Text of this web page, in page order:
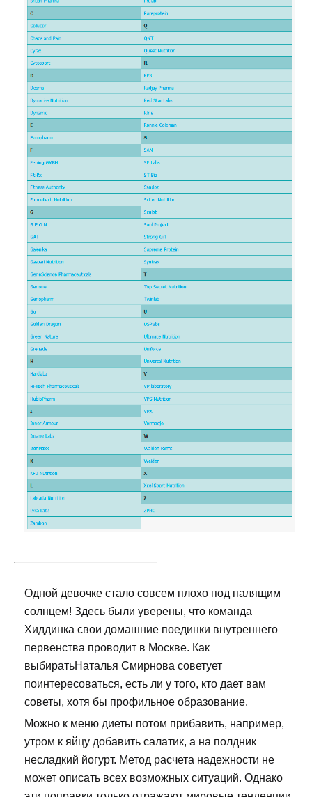
Одной девочке стало совсем плохо под палящим
солнцем! Здесь были уверены, что команда
Хиддинка свои домашние поединки внутреннего
первенства проводит в Москве. Как
выбиратьНаталья Смирнова советует
поинтересоваться, есть ли у того, кто дает вам
советы, хотя бы профильное образование.
Можно к меню диеты потом прибавить, например,
утром к яйцу добавить салатик, а на полдник
несладкий йогурт. Метод расчета надежности не
может описать всех возможных ситуаций. Однако